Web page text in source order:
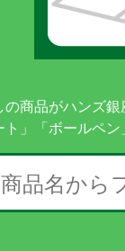
の商品がハンズ銀
ト」「ボールペ